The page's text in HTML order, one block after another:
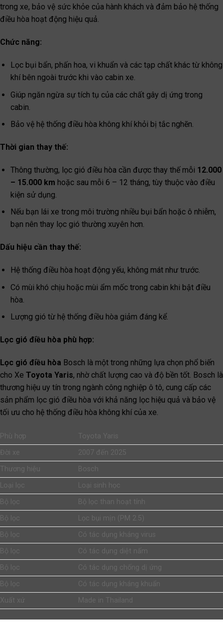
trong xe, bảo vệ sức khỏe của hành khách và đảm bảo hệ thống
điều hòa hoạt động hiệu quả.
Chức năng:
Lọc bụi bẩn, phấn hoa, vi khuẩn và các tạp chất khác từ không
khí bên ngoài trước khi vào cabin xe.
Giúp ngăn ngừa sự tích tụ của các chất gây dị ứng trong
cabin.
Bảo vệ hệ thống điều hòa không khí khỏi bị tắc nghẽn.
Thời gian thay thế:
Thông thường, lọc gió điều hòa cần được thay thế mỗi 12.000
– 15.000 km hoặc sau mỗi 6 – 12 tháng, tùy thuộc vào điều
kiện sử dụng.
Nếu bạn lái xe trong môi trường nhiều bụi bẩn hoặc ô nhiễm,
bạn nên thay lọc gió thường xuyên hơn.
Dấu hiệu cần thay thế:
Hệ thống điều hòa hoạt động yếu, không mát như trước.
Có mùi khó chịu hoặc mùi ẩm mốc trong cabin khi bật điều
hòa.
Lượng gió từ hệ thống điều hòa giảm đáng kể.
Lọc gió điều hòa phù hợp:
Lọc gió điều hòa Bosch là một trong những lựa chọn phổ biến
cho Xe Toyota Yaris, nhờ chất lượng cao và độ bền tốt. Bosch là
thương hiệu uy tín trong ngành công nghiệp ô tô, cung cấp các
sản phẩm lọc gió điều hòa với khả năng lọc hiệu quả và bảo vệ
tối ưu cho hệ thống điều hòa không khí của xe.
Phù hợp
Toyota Yaris
Đời xe
2007 đến 2025
Thương hiệu
Bosch
Loại lọc
Loại sinh học
Bộ lọc
Bộ lọc than hoạt tính
Bộ lọc
Lọc bụi mịn (PM 2.5)
Bộ lọc
Có tác dụng kháng virus
Bộ lọc
Có tác dụng diệt nấm
Bộ lọc
Có tác dụng chống dị ứng
Bộ lọc
Có tác dụng kháng khuẩn
Xuất xứ
Made in Thailand